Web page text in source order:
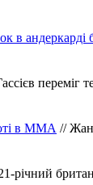
в
переміг
в ММА // Жан
річний